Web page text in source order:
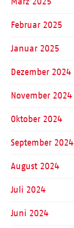
Februar 2025
Januar 2025
Dezember 2024
November 2024
Oktober 2024
September 2024
August 2024
Juli 2024
Juni 2024